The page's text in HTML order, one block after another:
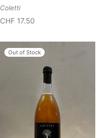
Coletti
CHF 17.50
Out of Stock